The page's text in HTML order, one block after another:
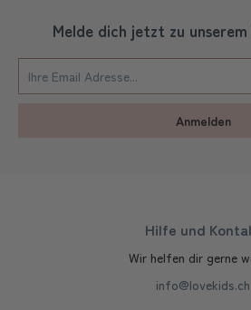
Melde dich jetzt zu
Anmelden
Hilfe und
Wir helfen dir gerne
info@lovekids.ch